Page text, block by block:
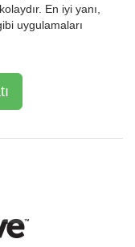
En iyi yanı,
uygulamaları